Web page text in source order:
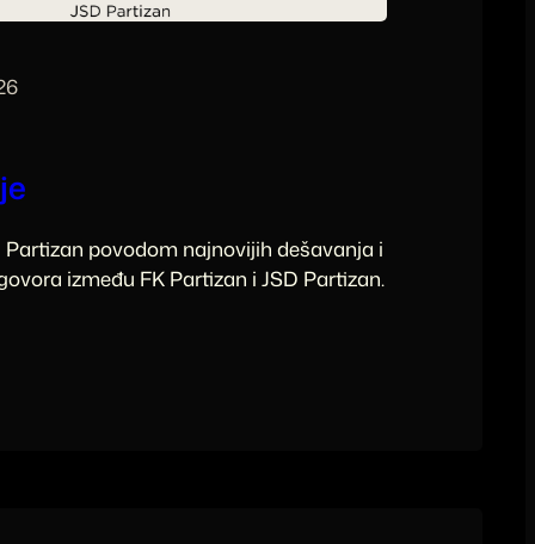
Partizan povodom najnovijih dešavanja i
između FK Partizan i JSD Partizan.